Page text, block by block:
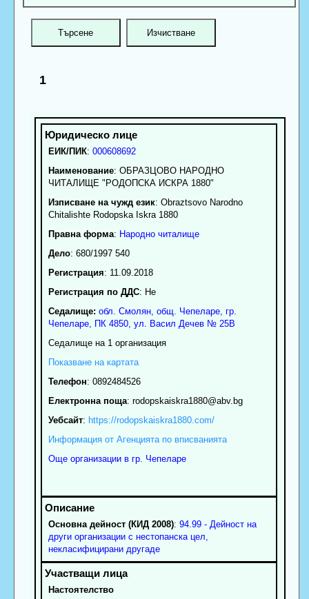
1
ЕИК/ПИК: 000608692
Наименование: ОБРАЗЦОВО НАРОДНО
ЧИТАЛИЩЕ "РОДОПСКА ИСКРА 1880"
Изписване на чужд език: Obraztsovo Narodno
Chitalishte Rodopska Iskra 1880
Правна форма: Народно читалище
Дело: 680/1997 540
Регистрация: 11.09.2018
Регистрация по ДДС: Нe
Седалище: обл. Смолян, общ. Чепеларе, гр.
Чепеларе, ПК 4850, ул. Васил Дечев № 25В
Седалище на 1 организация
Показване на картата
Телефон: 0892484526
Електронна поща: rodopskaiskra1880@abv.bg
Уебсайт: https://rodopskaiskra1880.com/
Информация от Агенцията по вписванията
Още организации в гр. Чепеларе
Основна дейност (КИД 2008): 94.99 - Дейност на
други организации с нестопанска цел,
некласифицирани другаде
Настоятелство